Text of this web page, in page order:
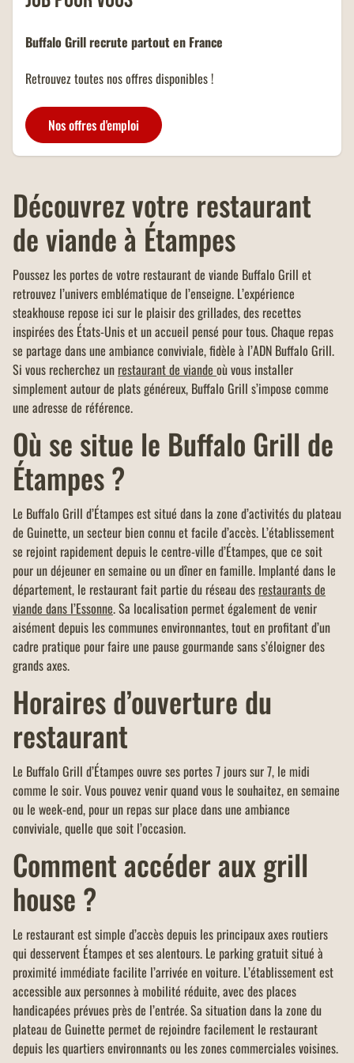
Un menu KIDS offert dans tous
présentation de votre carte
Buffalo Grill recrute partout en France
Retrouvez toutes nos offres disponibles !
Nos offres d'emploi
Découvrez votre restaurant
de viande à Étampes
Poussez les portes de votre restaurant de viande Buffalo Grill et
retrouvez l’univers emblématique de l’enseigne. L’expérience
steakhouse repose ici sur le plaisir des grillades, des recettes
inspirées des États-Unis et un accueil pensé pour tous. Chaque repas
se partage dans une ambiance conviviale, fidèle à l’ADN Buffalo Grill.
Si vous recherchez un restaurant de viande où vous installer
simplement autour de plats généreux, Buffalo Grill s’impose comme
une adresse de référence.
Où se situe le Buffalo Grill de
Étampes ?
Le Buffalo Grill d’Étampes est situé dans la zone d’activités du plateau
de Guinette, un secteur bien connu et facile d’accès. L’établissement
se rejoint rapidement depuis le centre-ville d’Étampes, que ce soit
pour un déjeuner en semaine ou un dîner en famille. Implanté dans le
département, le restaurant fait partie du réseau des restaurants de
viande dans l’Essonne. Sa localisation permet également de venir
aisément depuis les communes environnantes, tout en profitant d’un
cadre pratique pour faire une pause gourmande sans s’éloigner des
grands axes.
Horaires d’ouverture du
restaurant
Le Buffalo Grill d’Étampes ouvre ses portes 7 jours sur 7, le midi
comme le soir. Vous pouvez venir quand vous le souhaitez, en semaine
ou le week-end, pour un repas sur place dans une ambiance
conviviale, quelle que soit l’occasion.
Comment accéder aux grill
house ?
Le restaurant est simple d’accès depuis les principaux axes routiers
qui desservent Étampes et ses alentours. Le parking gratuit situé à
proximité immédiate facilite l’arrivée en voiture. L’établissement est
accessible aux personnes à mobilité réduite, avec des places
handicapées prévues près de l’entrée. Sa situation dans la zone du
plateau de Guinette permet de rejoindre facilement le restaurant
depuis les quartiers environnants ou les zones commerciales voisines.